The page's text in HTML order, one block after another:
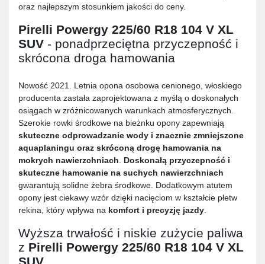
oraz najlepszym stosunkiem jakości do ceny.
Pirelli Powergy 225/60 R18 104 V XL
SUV - ponadprzeciętna przyczepność i
skrócona droga hamowania
Nowość 2021. Letnia opona osobowa cenionego, włoskiego
producenta zastała zaprojektowana z myślą o doskonałych
osiągach w zróżnicowanych warunkach atmosferycznych.
Szerokie rowki środkowe na bieżnku opony zapewniają
skuteczne odprowadzanie wody i znacznie zmniejszone
aquaplaningu oraz skróconą drogę hamowania na
mokrych nawierzchniach
Doskonałą przyczepność i
skuteczne hamowanie na suchych nawierzchniach
gwarantują solidne żebra środkowe. Dodatkowym atutem
opony jest ciekawy wzór dzięki nacięciom w kształcie płetw
rekina, który wpływa na komfort i precyzję jazdy
Wyższa trwałość i niskie zużycie paliwa
z Pirelli Powergy 225/60 R18 104 V XL